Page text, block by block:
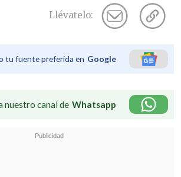
Llévatelo:
tu fuente preferida en Google
nuestro canal de Whatsapp